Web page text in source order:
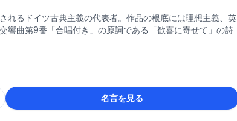
れるドイツ古典主義の代表者。作品の根底には理想主義、英
響曲第9番「合唱付き」の原詞である「歓喜に寄せて」の詩
名言を見る